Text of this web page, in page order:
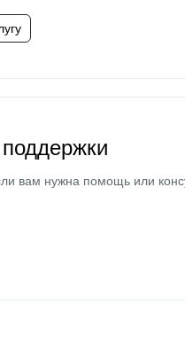
вам нужна помощь или